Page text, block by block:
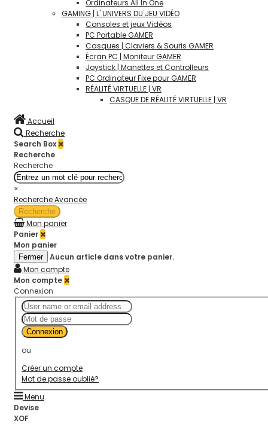
Ordinateurs All In One
GAMING | L' UNIVERS DU JEU VIDÉO
Consoles et jeux Vidéos
PC Portable GAMER
Casques | Claviers & Souris GAMER
Écran PC | Moniteur GAMER
Joystick | Manettes et Controlleurs
PC Ordinateur Fixe pour GAMER
RÉALITÉ VIRTUELLE | VR
CASQUE DE RÉALITÉ VIRTUELLE | VR
Accueil
Recherche
Search Box
Recherche
Recherche
×
Recherche Avancée
Recherche
Mon panier
Panier
Mon panier
Fermer
Aucun article dans votre panier.
Mon compte
Mon compte
Connexion
Connexion
ou
Créer un compte
Mot de passe oublié?
Menu
Devise
XOF